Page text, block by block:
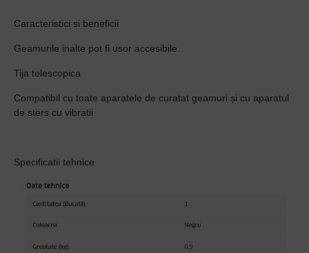
Caracteristici si beneficii
Geamurile inalte pot fi usor accesibile.
Tija telescopica
Compatibil cu toate aparatele de curatat geamuri și cu aparatul
de sters cu vibratii
Specificatii tehnice